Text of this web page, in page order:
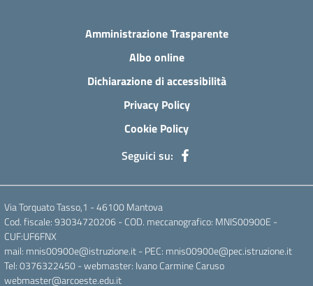
Amministrazione Trasparente
Albo online
Dichiarazione di accessibilità
Privacy Policy
Cookie Policy
Seguici su:
Via Torquato Tasso,1 - 46100 Mantova
Cod. fiscale: 93034720206 - COD. meccanografico: MNIS00900E -
CUF:UF6FNX
mail: mnis00900e@istruzione.it - PEC: mnis00900e@pec.istruzione.it
Tel: 0376322450 - webmaster: Ivano Carmine Caruso
webmaster@arcoeste.edu.it